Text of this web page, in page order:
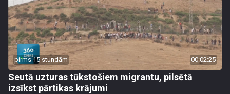
pirms 15 stundām 00:02:25
Seutā uzturas tūkstošiem migrantu, pilsētā
izsīkst pārtikas krājumi